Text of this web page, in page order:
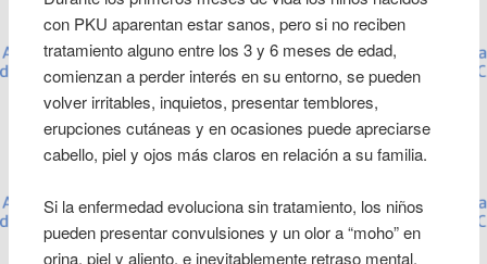
con PKU aparentan estar sanos, pero si no reciben
tratamiento alguno entre los 3 y 6 meses de edad,
comienzan a perder interés en su entorno, se pueden
volver irritables, inquietos, presentar temblores,
erupciones cutáneas y en ocasiones puede apreciarse
cabello, piel y ojos más claros en relación a su familia.
Si la enfermedad evoluciona sin tratamiento, los niños
pueden presentar convulsiones y un olor a “moho” en
orina, piel y aliento, e inevitablemente retraso mental.